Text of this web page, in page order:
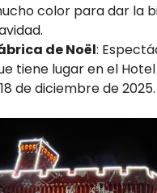
color para dar la
de Noël:
tiene lugar en el Hotel
de diciembre de 2025.